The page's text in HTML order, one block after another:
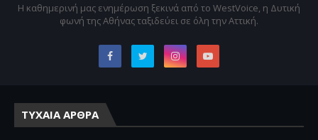
Η καθημερινή μας ενημέρωση ξεκινά από το WestVoice, η Δυτική
φωνή της Αθήνας ταξιδεύει σε όλη την Αττική.
ΤΥΧΑΙΑ ΑΡΘΡΑ